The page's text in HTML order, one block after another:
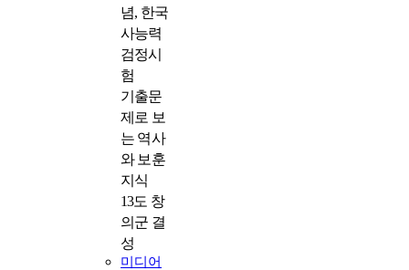
념, 한국
사능력
검정시
험
기출문
제로 보
는 역사
와 보훈
지식
13도 창
의군 결
성
미디어